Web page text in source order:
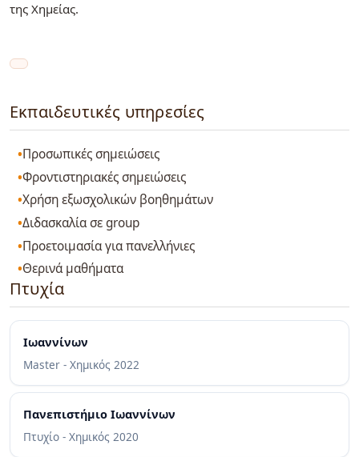
της Χημείας.
Εκπαιδευτικές υπηρεσίες
Προσωπικές σημειώσεις
Φροντιστηριακές σημειώσεις
Χρήση εξωσχολικών βοηθημάτων
Διδασκαλία σε group
Προετοιμασία για πανελλήνιες
Θερινά μαθήματα
Πτυχία
Ιωαννίνων
Master - Χημικός 2022
Πανεπιστήμιο Ιωαννίνων
Πτυχίο - Χημικός 2020